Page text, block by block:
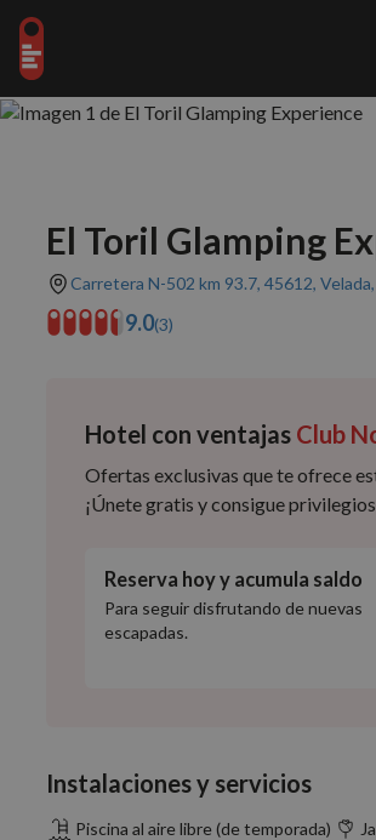
El Toril Glamping
Carretera N-502 km 93.7, 45612,
9.0(3)
Hotel con ventajas Club
Ofertas exclusivas que te ofrece
¡Únete gratis y consigue
Reserva hoy y acumula saldo
Para seguir disfrutando de nuevas
escapadas.
Instalaciones y servicios
Piscina al aire libre (de temporada)